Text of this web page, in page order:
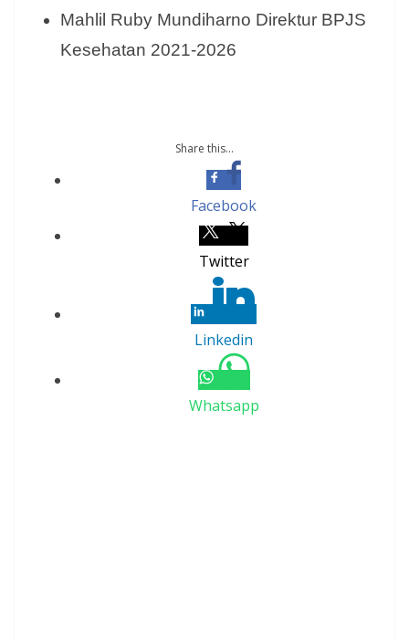
Mahlil Ruby Mundiharno Direktur BPJS
Kesehatan 2021-2026
Share this...
Facebook
Twitter
Linkedin
Whatsapp